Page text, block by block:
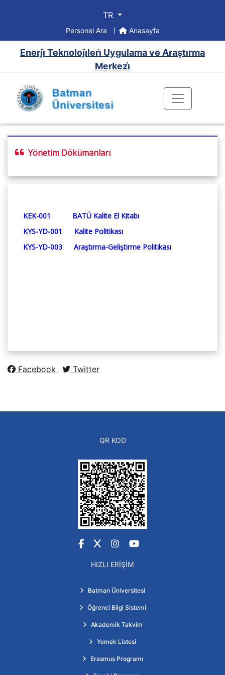
TR
Personel Ara Anasayfa
Enerji̇ Teknoloji̇leri̇ Uygulama ve Araştırma
Merkezi̇
Yönetim Dökümanları
KEK-001
BATÜ Kalite El Kitabı
KYS-YD-001 Kalite Politikası
KYS-YD-003
Araştırma-Geliştirme Politikası
Facebook Twitter
QR KOD
Facebook
X Instagram
YouTube
HIZLI ERIŞIM
Batman Üniversitesi
Öğrenci Bilgi Sistemi
Akademik Takvim
Yemek Listesi
Erasmus Programı